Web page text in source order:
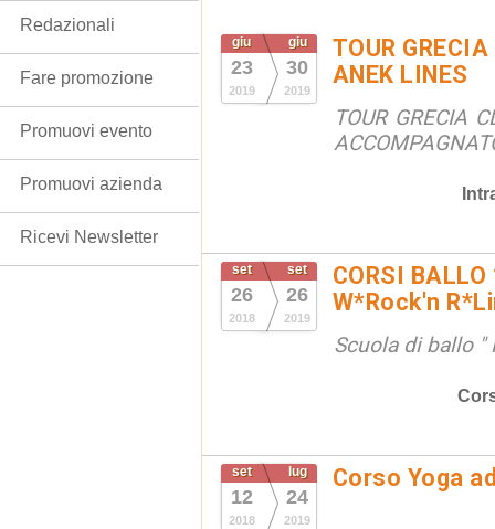
giu
23
2019
giu
30
2019
TOUR
ANEK LINES
TOUR GRECIA
set
26
2018
set
26
2019
CORSI
W*Rock'n
Scuola di ballo "
set
12
2018
lug
24
2019
Corso Yoga
Redazionali
Fare promozione
Promuovi evento
Promuovi azienda
Ricevi Newsletter